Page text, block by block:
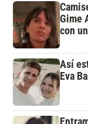
Gime
con
Así
Eva